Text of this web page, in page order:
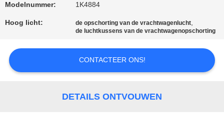
NIEUWS
EEN
OFFERTE
Modelnummer: 1K4884
Hoog licht: de opschorting van de vrachtwagenlucht,
de luchtkussens van de vrachtwagenopschorting
CONTACTEER ONS!
DETAILS ONTVOUWEN